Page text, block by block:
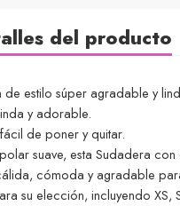
del producto
estilo súper agradable y
y adorable.
de poner y quitar.
suave, esta Sudadera
cómoda y agradable
su elección, incluyendo XS,